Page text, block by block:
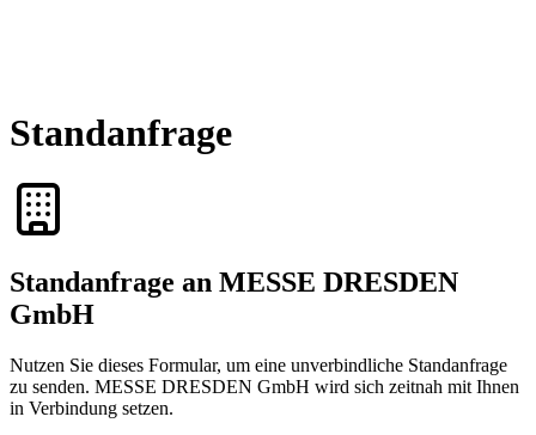
Standanfrage
Standanfrage an MESSE DRESDEN
GmbH
Nutzen Sie dieses Formular, um eine unverbindliche Standanfrage
zu senden. MESSE DRESDEN GmbH wird sich zeitnah mit Ihnen
in Verbindung setzen.